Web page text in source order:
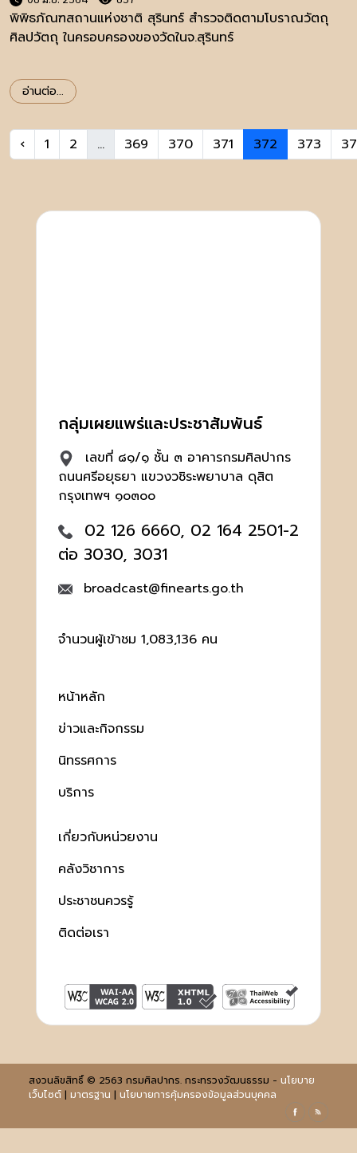
พิพิธภัณฑสถานแห่งชาติ สุรินทร์ สำรวจติดตามโบราณวัตถุ
ศิลปวัตถุ ในครอบครองของวัดในจ.สุรินทร์
อ่านต่อ...
‹ 1 2 ... 369 370 371 372 373
กลุ่มเผยแพร่และประชาสัมพันธ์
เลขที่ ๘๑/๑ ชั้น ๓ อาคารกรมศิลปากร
ถนนศรีอยุธยา แขวงวชิระพยาบาล ดุสิต
กรุงเทพฯ ๑๐๓๐๐
02 126 6660, 02 164 2501-2
ต่อ 3030, 3031
broadcast@finearts.go.th
จำนวนผู้เข้าชม 1,083,136 คน
หน้าหลัก
ข่าวและกิจกรรม
นิทรรศการ
บริการ
เกี่ยวกับหน่วยงาน
คลังวิชาการ
ประชาชนควรรู้
ติดต่อเรา
สงวนลิขสิทธิ์ © 2563 กรมศิลปากร. กระทรวงวัฒนธรรม - นโยบาย
เว็บไซต์| มาตรฐาน | นโยบายการคุ้มครองข้อมูลส่วนบุคคล